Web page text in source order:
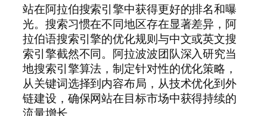
站在阿拉伯搜索引擎中获得更好的排名和曝
光。搜索习惯在不同地区存在显著差异，阿
拉伯语搜索引擎的优化规则与中文或英文搜
索引擎截然不同。阿拉波波团队深入研究当
地搜索引擎算法，制定针对性的优化策略，
从关键词选择到内容布局，从技术优化到外
链建设，确保网站在目标市场中获得持续的